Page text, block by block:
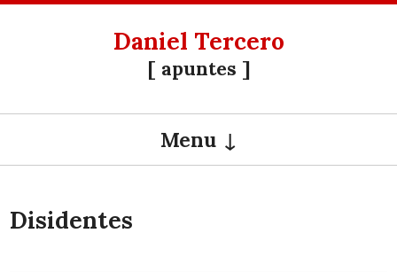
Daniel Tercero
[ apuntes ]
Menu
Disidentes